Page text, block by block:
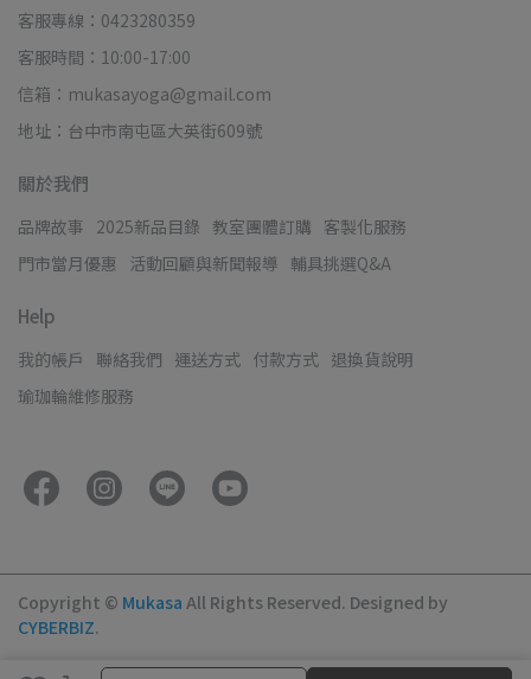
客服專線：0423280359
客服時間：10:00-17:00
信箱：mukasayoga@gmail.com
地址：台中市南屯區大英街609號
關於我們
品牌故事 2025新品目錄 教室團體訂購 客製化服務
門市當月優惠
活動回顧與新聞報導 輔具挑選Q&A
Help
我的帳戶 聯絡我們 運送方式 付款方式 退換貨說明
瑜珈輪維修服務
Copyright © Mukasa All Rights Reserved. Designed by
CYBERBIZ.